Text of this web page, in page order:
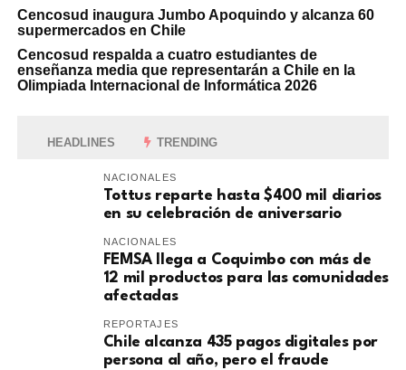
Cencosud inaugura Jumbo Apoquindo y alcanza 60
supermercados en Chile
Cencosud respalda a cuatro estudiantes de
enseñanza media que representarán a Chile en la
Olimpiada Internacional de Informática 2026
HEADLINES TRENDING
NACIONALES
Tottus reparte hasta $400 mil diarios
en su celebración de aniversario
NACIONALES
FEMSA llega a Coquimbo con más de
12 mil productos para las comunidades
afectadas
REPORTAJES
Chile alcanza 435 pagos digitales por
persona al año, pero el fraude